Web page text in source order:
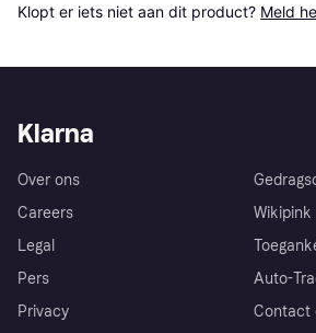
Klopt er iets niet aan dit product? Meld
Klarna
Over ons
Careers
Legal
Pers
Privacy
Wikipink
Auto-
Contact